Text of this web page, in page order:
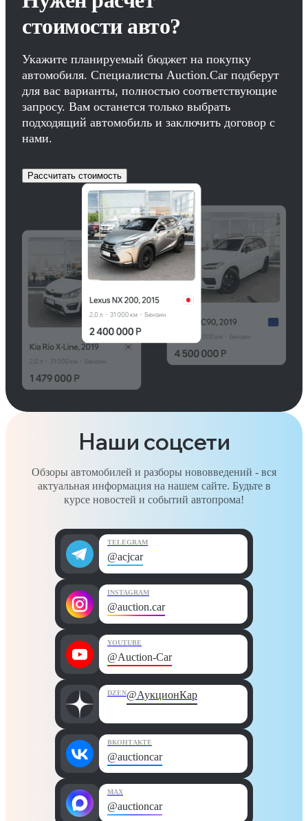
стоимости авто?
Укажите планируемый бюджет на покупку
автомобиля. Специалисты Auction.Car подберут
для вас варианты, полностью соответствующие
запросу. Вам останется только выбрать
подходящий автомобиль и заключить договор с
нами.
Рассчитать стоимость
Наши соцсети
Обзоры автомобилей и разборы нововведений - вся
актуальная информация на нашем сайте. Будьте в
курсе новостей и событий автопрома!
TELEGRAM
@acjcar
INSTAGRAM
@auction.car
YOUTUBE
@Auction-Car
DZEN@АукционКар
ВКОНТАКТЕ
@auctioncar
MAX
@auctioncar